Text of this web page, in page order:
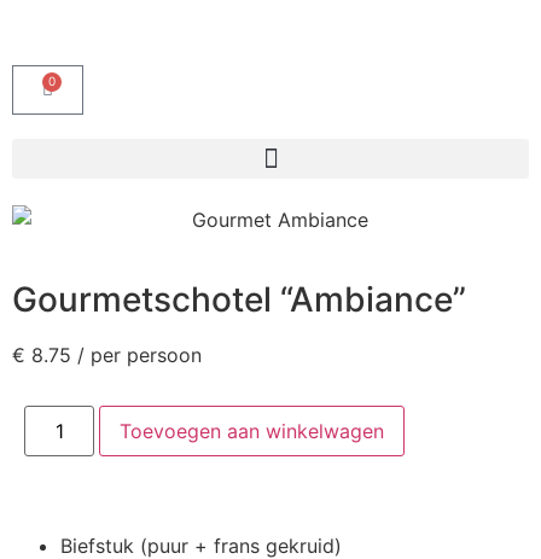
0
Gourmetschotel “Ambiance”
€ 8.75 / per persoon
Toevoegen aan winkelwagen
Biefstuk (puur + frans gekruid)